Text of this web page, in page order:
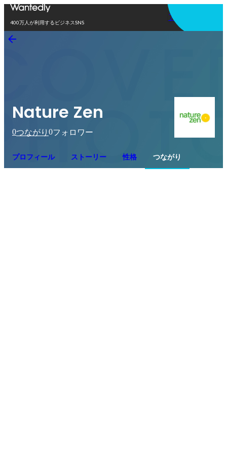
400万人が利用するビジネスSNS
アプリを使う
Nature Zen
0つながり 0フォロワー
プロフィール ストーリー 性格 つながり